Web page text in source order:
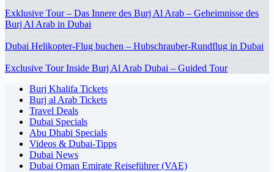
Exklusive Tour – Das Innere des Burj Al Arab – Geheimnisse des
Burj Al Arab in Dubai
Dubai Helikopter-Flug buchen – Hubschrauber-Rundflug in Dubai
Exclusive Tour Inside Burj Al Arab Dubai – Guided Tour
Burj Khalifa Tickets
Burj al Arab Tickets
Travel Deals
Dubai Specials
Abu Dhabi Specials
Videos & Dubai-Tipps
Dubai News
Dubai Oman Emirate Reiseführer (VAE)